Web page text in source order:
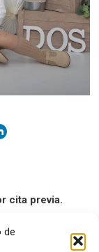
de
cita previa.
escríbeme o